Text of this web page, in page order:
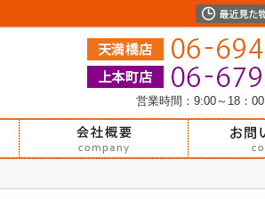
営業時間：9:00～18：00